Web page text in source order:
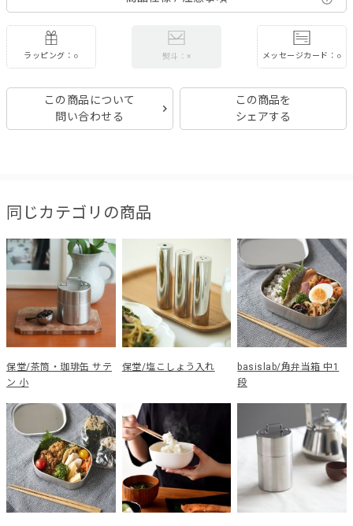
ラッピング：○ 熨斗：× メッセージカード：○
この商品について
問い合わせる
この商品を
シェアする
同じカテゴリの商品
保堂/茶筒・珈琲缶 サテ
ン 小
保堂/塩こしょう入れ
basislab/角弁当箱 中1
段